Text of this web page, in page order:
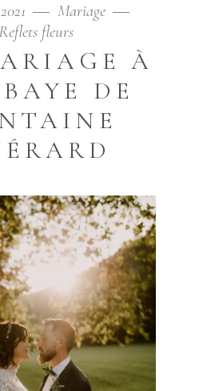
Mariage
Reflets fleurs
À
DE